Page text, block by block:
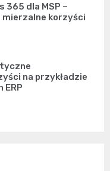
365 dla MSP –
mierzalne korzyści
na przykładzie
ERP